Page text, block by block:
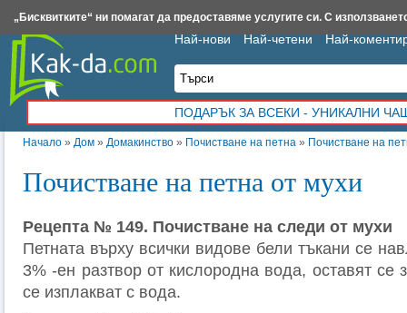
Начало » Дом » Домакинство » Почистване на петна » Почистване на
Почистване на петна от мухи
Рецепта № 149. Почистване на следи от мухи
Петната върху всички видове бели тъкани се
3% -ен разтвор от кислородна вода, оставят се
се изплакват с вода.
Най-нови Най-четени Най-
ПОДАРЪК ЗА ВСЕКИ - УНИКАЛНИ
Insert.bg Framar.bg Kak-da.com Iztochnik.com BauBau.bg NewAge.bg
„Бисквитките“ ни помагат да предоставяме услугите си. С